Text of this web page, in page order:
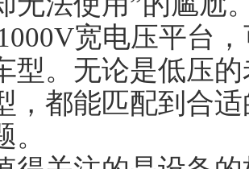
宽电压平台
型。无论是低压
，都能匹配到合